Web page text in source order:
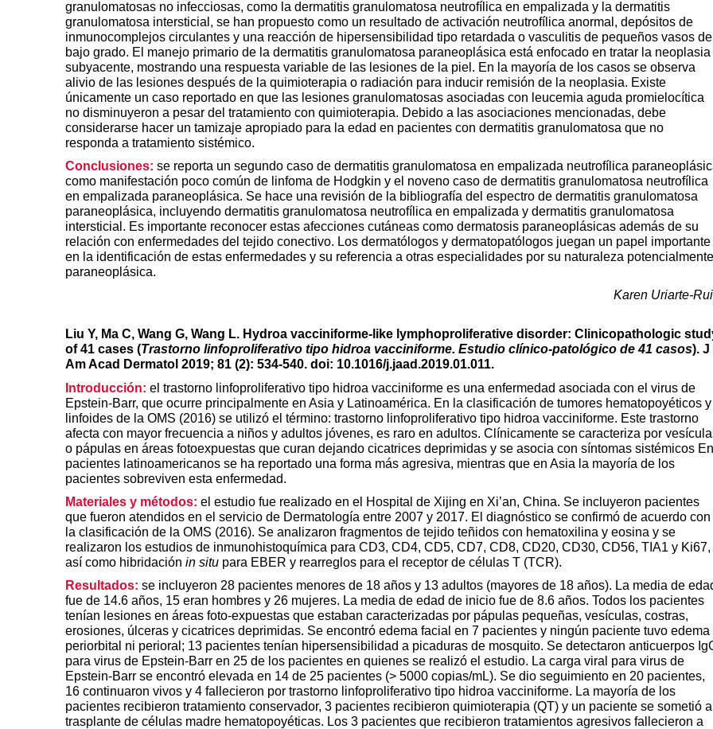
granulomatosas no infecciosas, como la dermatitis granulomatosa neutrofílica en empalizada y la dermatitis
granulomatosa intersticial, se han propuesto como un resultado de activación neutrofílica anormal, depósitos de
inmunocomplejos circulantes y una reacción de hipersensibilidad tipo retardada o vasculitis de pequeños vasos de
bajo grado. El manejo primario de la dermatitis granulomatosa paraneoplásica está enfocado en tratar la neoplasia
subyacente, mostrando una respuesta variable de las lesiones de la piel. En la mayoría de los casos se observa
alivio de las lesiones después de la quimioterapia o radiación para inducir remisión de la neoplasia. Existe
únicamente un caso reportado en que las lesiones granulomatosas asociadas con leucemia aguda promielocítica
no disminuyeron a pesar del tratamiento con quimioterapia. Debido a las asociaciones mencionadas, debe
considerarse hacer un tamizaje apropiado para la edad en pacientes con dermatitis granulomatosa que no
responda a tratamiento sistémico.
Conclusiones: se reporta un segundo caso de dermatitis granulomatosa en empalizada neutrofílica
como manifestación poco común de linfoma de Hodgkin y el noveno caso de dermatitis granulomatosa neutrofílica
en empalizada paraneoplásica. Se hace una revisión de la bibliografía del espectro de dermatitis granulomatosa
paraneoplásica, incluyendo dermatitis granulomatosa neutrofílica en empalizada y dermatitis granulomatosa
intersticial. Es importante reconocer estas afecciones cutáneas como dermatosis paraneoplásicas además de su
relación con enfermedades del tejido conectivo. Los dermatólogos y dermatopatólogos juegan un papel importante
en la identificación de estas enfermedades y su referencia a otras especialidades por su naturaleza potencialmente
paraneoplásica.
Karen Uriarte-
Liu Y, Ma C, Wang G, Wang L. Hydroa vacciniforme-like lymphoproliferative disorder: Clinicopathologic
of 41 cases (Trastorno linfoproliferativo tipo hidroa vacciniforme. Estudio clínico-patológico de 41 casos). J
Am Acad Dermatol 2019; 81 (2): 534-540. doi: 10.1016/j.jaad.2019.01.011.
Introducción: el trastorno linfoproliferativo tipo hidroa vacciniforme es una enfermedad asociada con el virus de
Epstein-Barr, que ocurre principalmente en Asia y Latinoamérica. En la clasificación de tumores hematopoyéticos y
linfoides de la OMS (2016) se utilizó el término: trastorno linfoproliferativo tipo hidroa vacciniforme. Este trastorno
afecta con mayor frecuencia a niños y adultos jóvenes, es raro en adultos. Clínicamente se caracteriza por
o pápulas en áreas fotoexpuestas que curan dejando cicatrices deprimidas y se asocia con síntomas sistémicos En
pacientes latinoamericanos se ha reportado una forma más agresiva, mientras que en Asia la mayoría de los
pacientes sobreviven esta enfermedad.
Materiales y métodos: el estudio fue realizado en el Hospital de Xijing en Xi’an, China. Se incluyeron pacientes
que fueron atendidos en el servicio de Dermatología entre 2007 y 2017. El diagnóstico se confirmó de acuerdo con
la clasificación de la OMS (2016). Se analizaron fragmentos de tejido teñidos con hematoxilina y eosina y se
realizaron los estudios de inmunohistoquímica para CD3, CD4, CD5, CD7, CD8, CD20, CD30, CD56, TIA1 y Ki67,
así como hibridación in situ para EBER y rearreglos para el receptor de células T (TCR).
Resultados: se incluyeron 28 pacientes menores de 18 años y 13 adultos (mayores de 18 años). La media de
fue de 14.6 años, 15 eran hombres y 26 mujeres. La media de edad de inicio fue de 8.6 años. Todos los pacientes
tenían lesiones en áreas foto-expuestas que estaban caracterizadas por pápulas pequeñas, vesículas, costras,
erosiones, úlceras y cicatrices deprimidas. Se encontró edema facial en 7 pacientes y ningún paciente tuvo edema
periorbital ni perioral; 13 pacientes tenían hipersensibilidad a picaduras de mosquito. Se detectaron anticuerpos
para virus de Epstein-Barr en 25 de los pacientes en quienes se realizó el estudio. La carga viral para virus de
Epstein-Barr se encontró elevada en 14 de 25 pacientes (> 5000 copias/mL). Se dio seguimiento en 20 pacientes,
16 continuaron vivos y 4 fallecieron por trastorno linfoproliferativo tipo hidroa vacciniforme. La mayoría de los
pacientes recibieron tratamiento conservador, 3 pacientes recibieron quimioterapia (QT) y un paciente se sometió a
trasplante de células madre hematopoyéticas. Los 3 pacientes que recibieron tratamientos agresivos fallecieron a